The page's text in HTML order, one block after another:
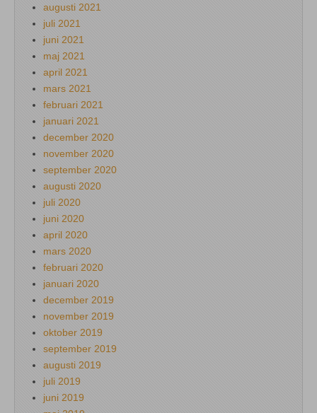
augusti 2021
juli 2021
juni 2021
maj 2021
april 2021
mars 2021
februari 2021
januari 2021
december 2020
november 2020
september 2020
augusti 2020
juli 2020
juni 2020
april 2020
mars 2020
februari 2020
januari 2020
december 2019
november 2019
oktober 2019
september 2019
augusti 2019
juli 2019
juni 2019